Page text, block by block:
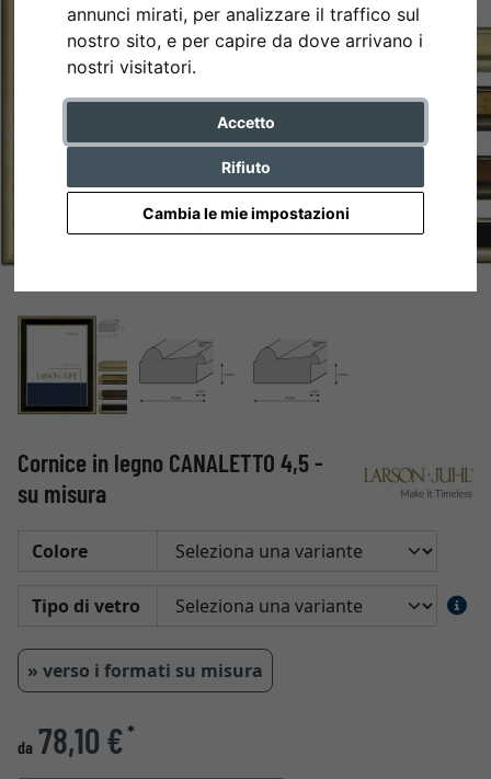
annunci mirati, per analizzare il traffico sul
nostro sito, e per capire da dove arrivano i
nostri visitatori.
Accetto
Rifiuto
Cambia le mie impostazioni
Indietro
Cornice in legno CANALETTO 4,5 -
su misura
Colore
Tipo di vetro
» verso i formati su misura
da 78,10 €*